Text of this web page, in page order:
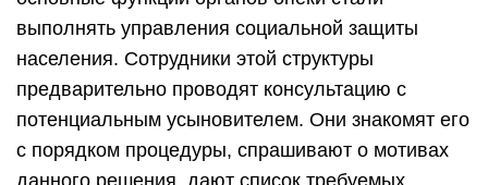
выполнять управления социальной защиты
населения. Сотрудники этой структуры
предварительно проводят консультацию с
потенциальным усыновителем. Они знакомят его
с порядком процедуры, спрашивают о мотивах
данного решения, дают список требуемых